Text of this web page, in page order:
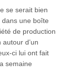
se serait bien
une boîte
de production
d’un
ci lui ont fait
semaine